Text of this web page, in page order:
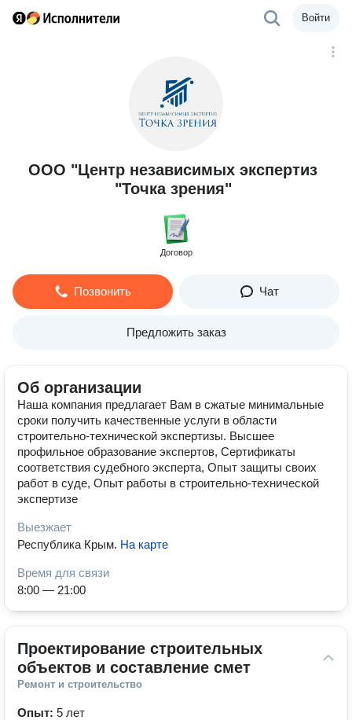
Войти
ООО "Центр независимых экспертиз
"Точка зрения"
Договор
Позвонить Чат
Предложить заказ
Об организации
Наша компания предлагает Вам в сжатые минимальные
сроки получить качественные услуги в области
строительно-технической экспертизы. Высшее
профильное образование экспертов, Сертификаты
соответствия судебного эксперта, Опыт защиты своих
работ в суде, Опыт работы в строительно-технической
экспертизе
Выезжает
Республика Крым. На карте
Время для связи
8:00 — 21:00
Проектирование строительных
объектов и составление смет
Ремонт и строительство
Опыт: 5 лет